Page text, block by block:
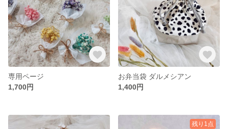
専用ページ
1,700円
お弁当袋 ダルメシアン
1,400円
残り1点